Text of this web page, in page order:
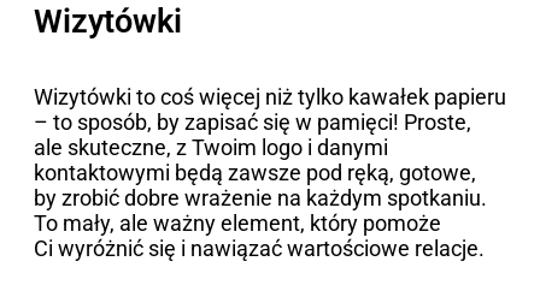
Wizytówki
Wizytówki to coś więcej niż tylko kawałek papieru
– to sposób, by zapisać się w pamięci! Proste,
ale skuteczne, z Twoim logo i danymi
kontaktowymi będą zawsze pod ręką, gotowe,
by zrobić dobre wrażenie na każdym spotkaniu.
To mały, ale ważny element, który pomoże
Ci wyróżnić się i nawiązać wartościowe relacje.